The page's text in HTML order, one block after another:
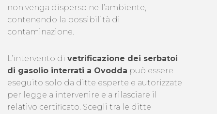
non venga disperso nell’ambiente,
contenendo la possibilità di
contaminazione.
L’intervento di vetrificazione dei serbatoi
di gasolio interrati a Ovodda può essere
eseguito solo da ditte esperte e autorizzate
per legge a intervenire e a rilasciare il
relativo certificato. Scegli tra le ditte